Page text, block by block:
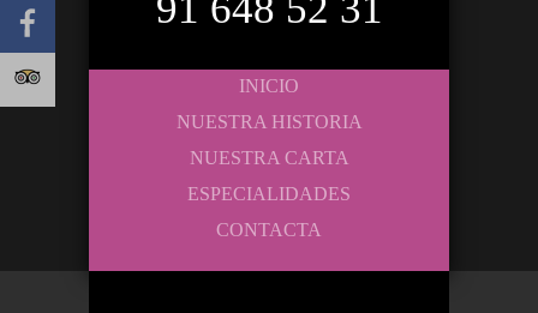
INICIO
NUESTRA HISTORIA
NUESTRA CARTA
ESPECIALIDADES
CONTACTA